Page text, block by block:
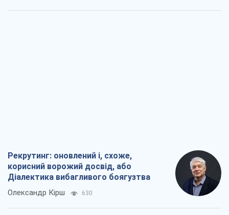
Рекрутинг: оновлений і, схоже,
корисний ворожий досвід, або
Діалектика вибагливого боягузтва
Олександр Кірш 630